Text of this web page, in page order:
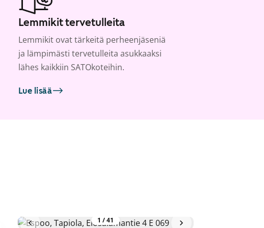
Lemmikit tervetulleita
Lemmikit ovat tärkeitä perheenjäseniä
ja lämpimästi tervetulleita asukkaaksi
lähes kaikkiin SATOkoteihin.
Lue lisää
1 /41